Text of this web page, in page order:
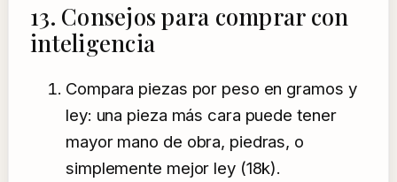
13. Consejos para comprar con
inteligencia
Compara piezas por peso en gramos y
ley: una pieza más cara puede tener
mayor mano de obra, piedras, o
simplemente mejor ley (18k).